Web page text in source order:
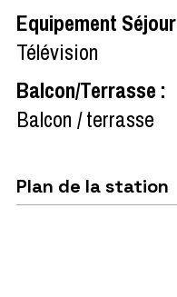
Equipement Séjour
Télévision
Balcon/Terrasse :
Balcon / terrasse
Plan de la station